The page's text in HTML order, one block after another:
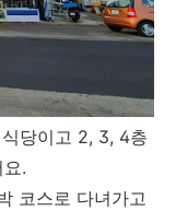
당이고 2, 3, 4층
.
코스로 다녀가고